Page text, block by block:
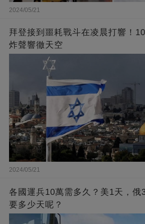
2024/05/21
拜登接到噩耗戰斗在凌晨打響！
炸聲響徹天空
2024/05/21
各國運兵10萬需多久？美1天，俄
要多少天呢？